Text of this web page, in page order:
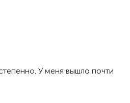
У меня вышло почти